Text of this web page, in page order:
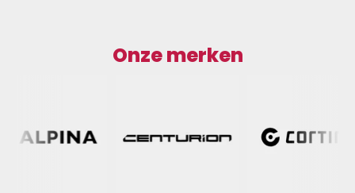
Onze merken